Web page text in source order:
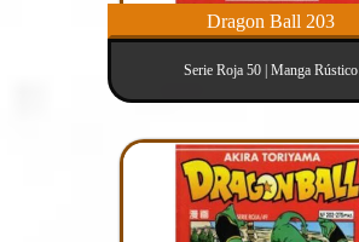
Dragon Ball 203
Serie Roja 50 | Manga Rústico